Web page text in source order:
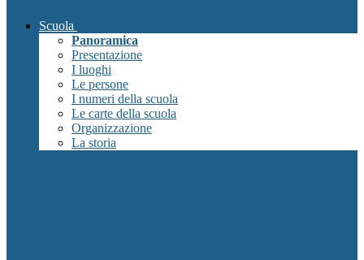
Scuola
Panoramica
Presentazione
I luoghi
Le persone
I numeri della scuola
Le carte della scuola
Organizzazione
La storia